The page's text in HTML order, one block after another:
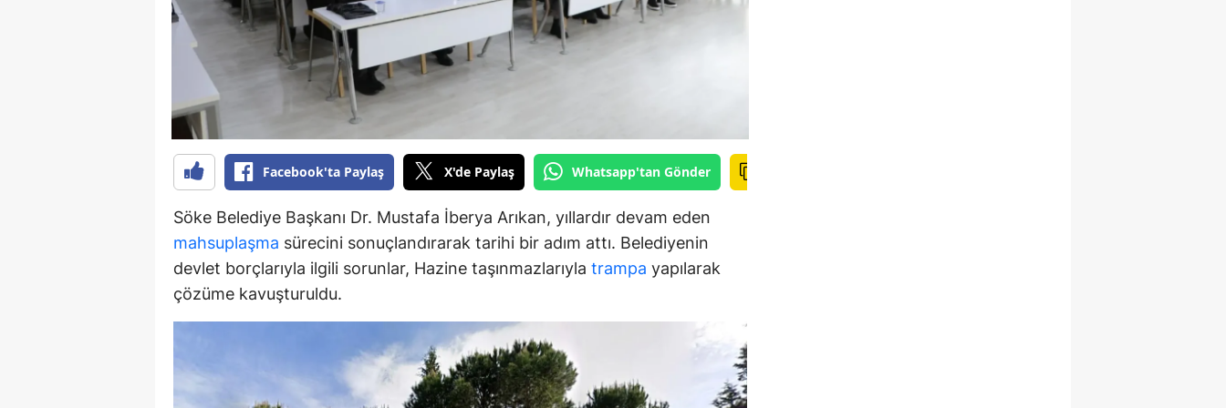
Karabük
Düzce
Facebook'ta Paylaş X'de Paylaş Whatsapp'tan Gönder
Söke Belediye Başkanı Dr. Mustafa İberya Arıkan, yıllardır devam eden
mahsuplaşma sürecini sonuçlandırarak tarihi bir adım attı. Belediyenin
devlet borçlarıyla ilgili sorunlar, Hazine taşınmazlarıyla trampa yapılarak
çözüme kavuşturuldu.